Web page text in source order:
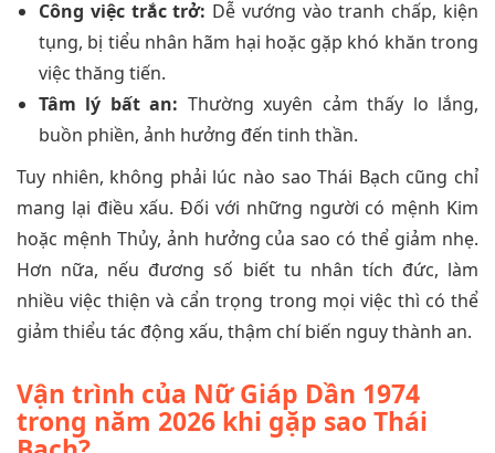
Công việc trắc trở: Dễ vướng vào tranh chấp, kiện
tụng, bị tiểu nhân hãm hại hoặc gặp khó khăn trong
việc thăng tiến.
Tâm lý bất an: Thường xuyên cảm thấy lo lắng,
buồn phiền, ảnh hưởng đến tinh thần.
Tuy nhiên, không phải lúc nào sao Thái Bạch cũng chỉ
mang lại điều xấu. Đối với những người có mệnh Kim
hoặc mệnh Thủy, ảnh hưởng của sao có thể giảm nhẹ.
Hơn nữa, nếu đương số biết tu nhân tích đức, làm
nhiều việc thiện và cẩn trọng trong mọi việc thì có thể
giảm thiểu tác động xấu, thậm chí biến nguy thành an.
Vận trình của Nữ Giáp Dần 1974
trong năm 2026 khi gặp sao Thái